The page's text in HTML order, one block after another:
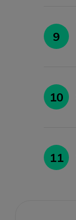
9
10
11